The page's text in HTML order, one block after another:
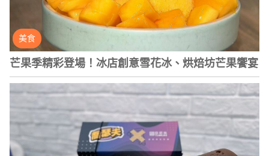
美食
芒果季精彩登場！冰店創意雪花冰、烘焙坊芒果饗宴